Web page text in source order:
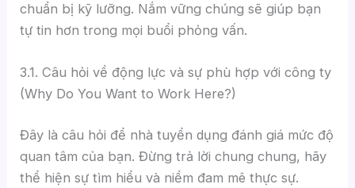
chuẩn bị kỹ lưỡng. Nắm vững chúng sẽ giúp bạn
tự tin hơn trong mọi buổi phỏng vấn.
3.1. Câu hỏi về động lực và sự phù hợp với công ty
(Why Do You Want to Work Here?)
Đây là câu hỏi để nhà tuyển dụng đánh giá mức độ
quan tâm của bạn. Đừng trả lời chung chung, hãy
thể hiện sự tìm hiểu và niềm đam mê thực sự.